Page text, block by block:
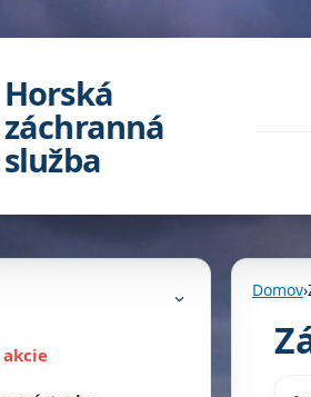
Horská
záchranná
služba
› Domov›